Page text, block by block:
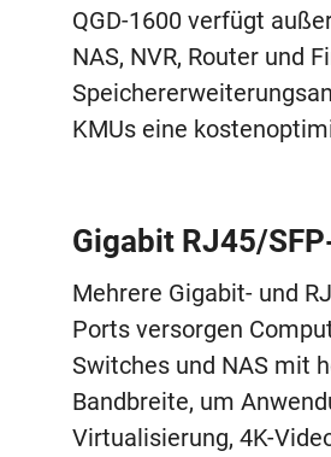
QGD-1600 verfügt
NAS, NVR, Router und
KMUs eine
Gigabit RJ45/
Mehrere Gigabit- und
Ports versorgen
Switches und NAS mit
Bandbreite, um
Virtualisierung, 4K-